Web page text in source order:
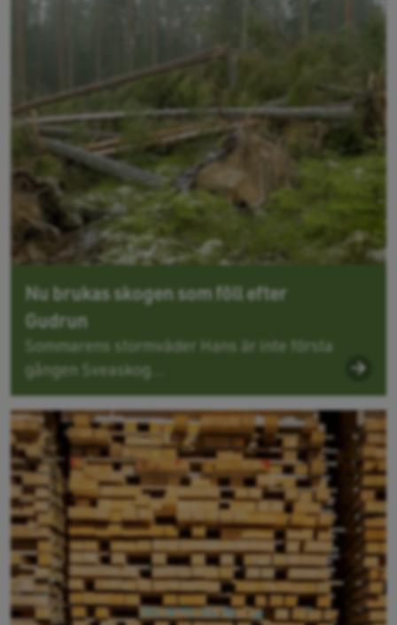
Nu brukas skogen som föll efter
Gudrun
Sommarens stormväder Hans är inte första
gången Sveaskog...